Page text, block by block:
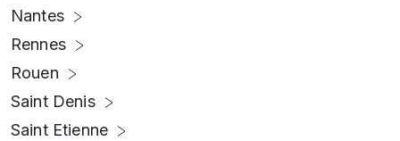
Nantes
Rennes
Rouen
Saint Denis
Saint Etienne